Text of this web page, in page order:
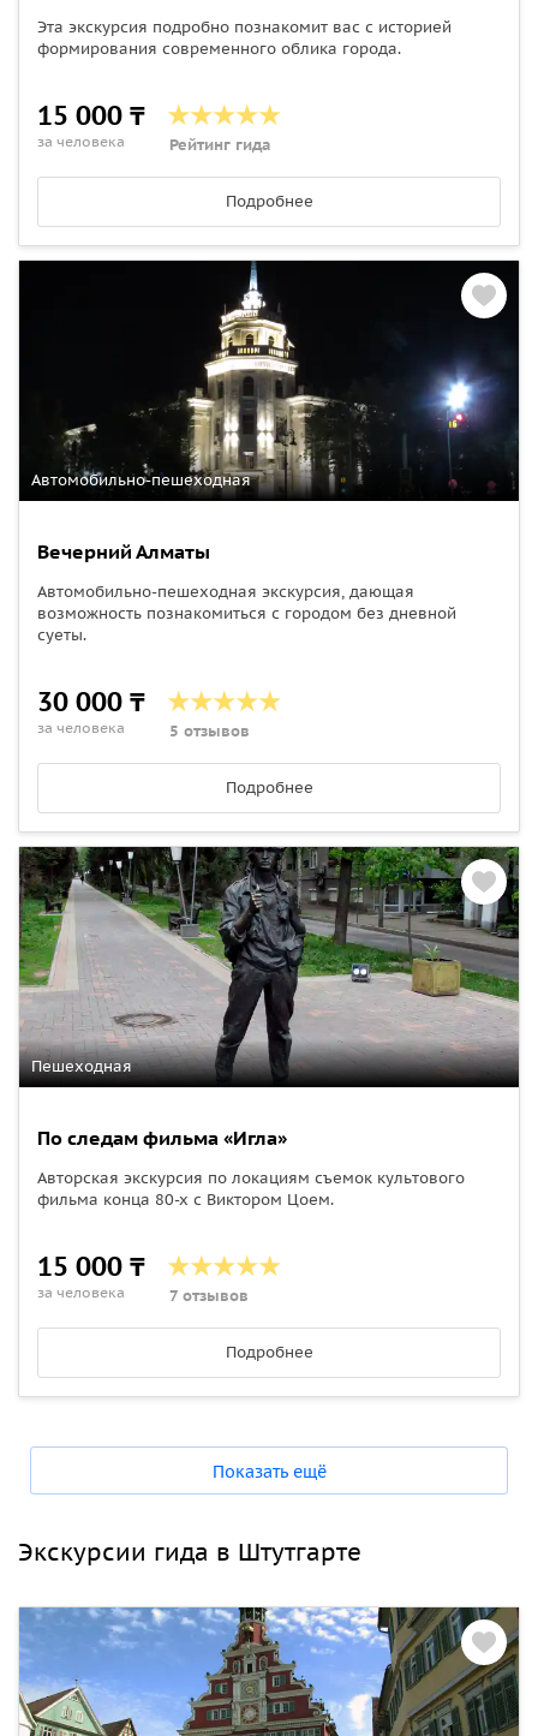
Эта экскурсия подробно познакомит вас с историей
формирования современного облика города.
15 000 ₸
за человека Рейтинг гида
Подробнее
Автомобильно-пешеходная
Вечерний Алматы
Автомобильно-пешеходная экскурсия, дающая
возможность познакомиться с городом без дневной
суеты.
30 000 ₸
за человека 5 отзывов
Подробнее
Пешеходная
По следам фильма «Игла»
Авторская экскурсия по локациям съемок культового
фильма конца 80-х с Виктором Цоем.
15 000 ₸
за человека 7 отзывов
Подробнее
Показать ещё
Экскурсии гида в Штутгарте